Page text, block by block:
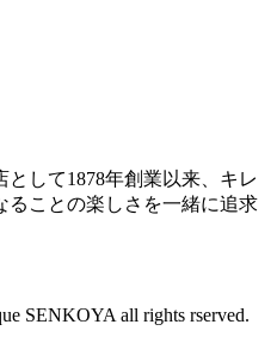
して1878年創業以来、キレ
ることの楽しさを一緒に追求
SENKOYA all rights rserved.